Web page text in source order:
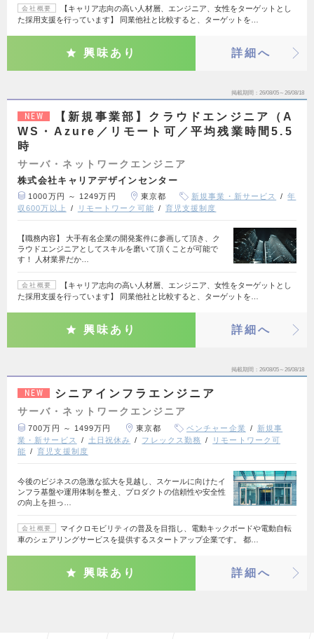
会社概要
【キャリア志向の高い人材層、エンジニア、女性をターゲットとし
た採用支援を行っています】 同業他社と比較すると、ターゲットを…
興味あり 詳細へ
掲載期間 26/08/05～26/08/18
NEW
【新規事業部】クラウドエンジニア（A
WS・Azure／リモート可／平均残業時間5.5
時
サーバ・ネットワークエンジニア
株式会社キャリアデザインセンター
1000万円 ～ 1249万円 東京都 新規事業・新サービス
年
収600万以上
リモートワーク可能 育児支援制度
【職務内容】 大手有名企業の開発案件に参画して頂き、ク
ラウドエンジニアとしてスキルを磨いて頂くことが可能で
す！ 人材業界だか…
会社概要
【キャリア志向の高い人材層、エンジニア、女性をターゲットとし
た採用支援を行っています】 同業他社と比較すると、ターゲットを…
興味あり 詳細へ
掲載期間 26/08/05～26/08/18
NEW シニアインフラエンジニア
サーバ・ネットワークエンジニア
700万円 ～ 1499万円 東京都 ベンチャー企業
新規事
業・新サービス
土日祝休み フレックス勤務
リモートワーク可
能
育児支援制度
今後のビジネスの急激な拡大を見越し、スケールに向けたイ
ンフラ基盤や運用体制を整え、プロダクトの信頼性や安全性
の向上を担っ…
会社概要
マイクロモビリティの普及を目指し、電動キックボードや電動自転
車のシェアリングサービスを提供するスタートアップ企業です。 都…
興味あり 詳細へ